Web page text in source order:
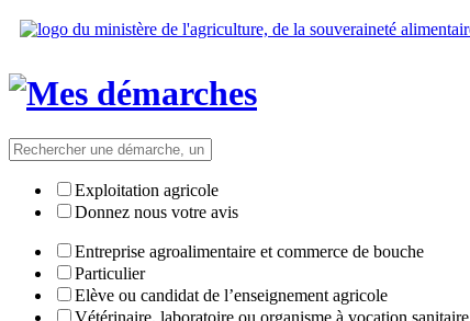
Exploitation agricole
Donnez nous votre avis
Entreprise agroalimentaire et commerce de bouche
Particulier
Elève ou candidat de l’enseignement agricole
Vétérinaire, laboratoire ou organisme à vocation sanitaire